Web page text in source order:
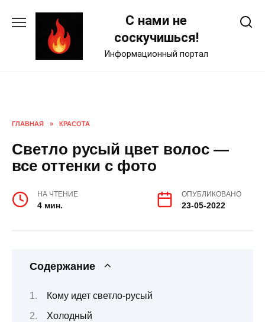
С нами не
соскучишься!
Информационный портал
ГЛАВНАЯ » КРАСОТА
Светло русый цвет волос —
все оттенки с фото
НА ЧТЕНИЕ
4 мин.
ОПУБЛИКОВАНО
23-05-2022
Содержание
Кому идет светло-русый
Холодный